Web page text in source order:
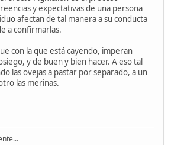
y expectativas de una persona
afectan de tal manera a su conducta
a confirmarlas.
con la que está cayendo, imperan
y de buen y bien hacer. A eso tal
las ovejas a pastar por separado, a un
las merinas.